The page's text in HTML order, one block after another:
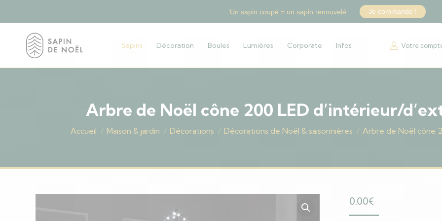
Sapins Décoration Boules Lumières Corporate Infos Votre
Arbre de Noël cône 200 LED d’intérieur/
Vous êtes ici :
Accueil Maison & jardin Décorations Décorations de Noël & saisonnières Arbre de Noël cône
0.00€
Un sapin coupé = un sapin renouvelé Je commande !